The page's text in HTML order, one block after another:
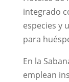
integrado
especies y
para
En la
emplean